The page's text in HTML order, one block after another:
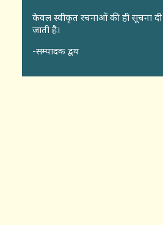
केवल स्वीकृत रचनाओं की ही सूचना दी
जाती है।
-सम्पादक द्वय